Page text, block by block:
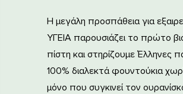
Η μεγάλη προσπάθεια για
ΥΓΕΙΑ παρουσιάζει το πρώτο
πίστη και στηρίζουμε Έλληνες
100% διαλεκτά φουντούκια
μόνο που συγκινεί τον